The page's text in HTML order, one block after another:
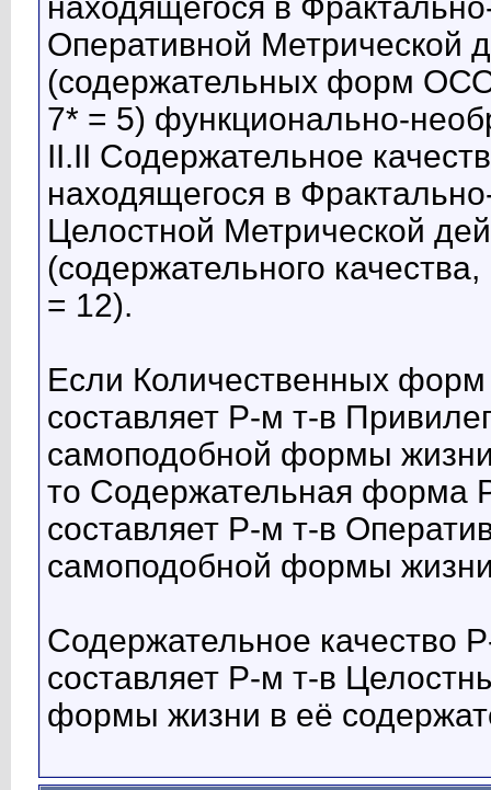
находящегося в
Оперативной Метрической
(содержательных форм
7* = 5) функционально-
II.II Содержательное
находящегося в
Целостной Метрической
(содержательного
= 12).
Если Количественных
составляет Р-м т-в
самоподобной формы
то Содержательная форма
составляет Р-м т-в
самоподобной формы
Содержательное качество
составляет Р-м т-в
формы жизни в её